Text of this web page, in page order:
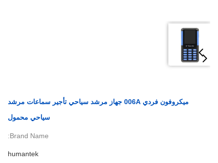
ميكروفون فردي 006A جهاز مرشد سياحي تأجير سماعات مرشد
سياحي محمول
Brand Name:
humantek